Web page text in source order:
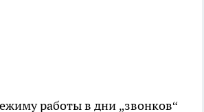
работы в дни „звонков“